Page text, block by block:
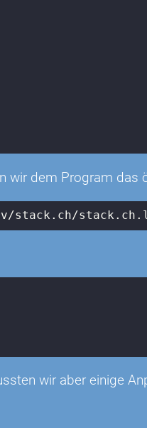
wir dem Program
stack.ch/
wir aber einige